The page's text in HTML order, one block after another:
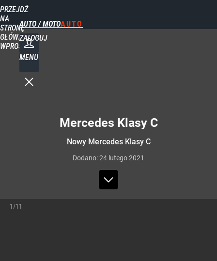
PRZEJDŹ
NA
STRONĘ
GŁÓWNĄ
WPROST.PL
AUTO / MOTO
ZALOGUJ
MENU
Mercedes Klasy C
Nowy Mercedes Klasy C
Dodano:24 lutego2021